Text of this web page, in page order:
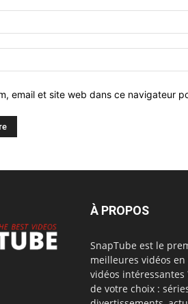
email et site web dans ce navigateur
À PROPOS
SnapTube est le
meilleures vidéos
vidéos intéressantes
de votre choix :